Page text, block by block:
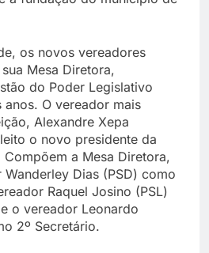
os novos vereadores
Mesa Diretora,
do Poder Legislativo
O vereador mais
Alexandre Xepa
o novo presidente da
Compõem a Mesa Diretora,
Dias (PSD) como
Raquel Josino (PSL)
o vereador Leonardo
2º Secretário.